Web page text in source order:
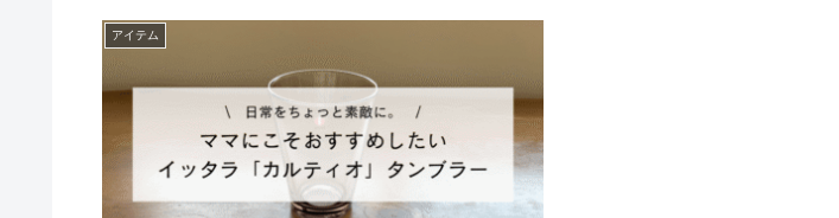
アイテム